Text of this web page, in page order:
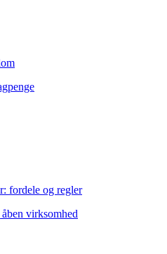
fordele og regler
virksomhed